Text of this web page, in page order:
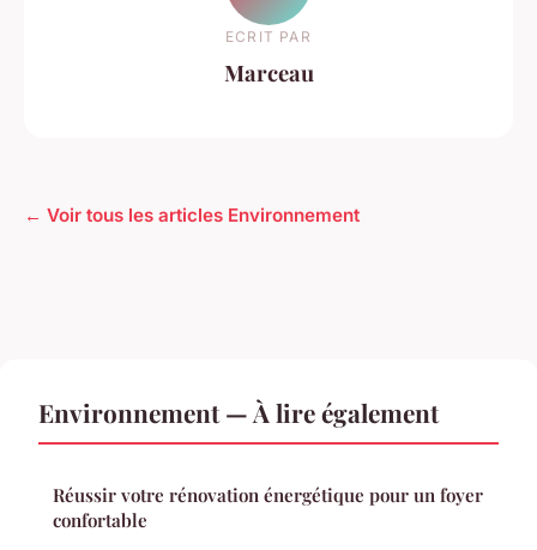
ECRIT PAR
Marceau
← Voir tous les articles Environnement
Environnement — À lire également
Réussir votre rénovation énergétique pour un foyer
confortable